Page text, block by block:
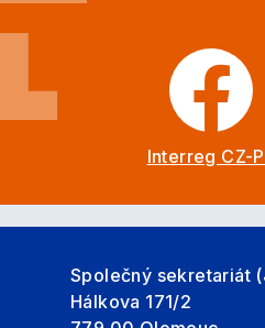
Interreg CZ-
Společný sekretariát
Hálkova 171/2